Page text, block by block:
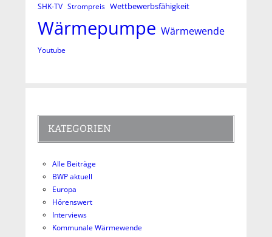
SHK-TV Strompreis Wettbewerbsfähigkeit
Wärmepumpe Wärmewende
Youtube
KATEGORIEN
Alle Beiträge
BWP aktuell
Europa
Hörenswert
Interviews
Kommunale Wärmewende